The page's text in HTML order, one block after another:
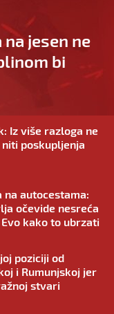
jesen ne
bi
Iz više razloga ne
poskupljenja
na autocestama:
očevide nesreća
kako to ubrzati
poziciji od
i Rumunjskoj jer
stvari